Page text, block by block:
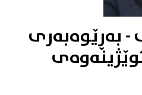
- بەڕێوەبەری